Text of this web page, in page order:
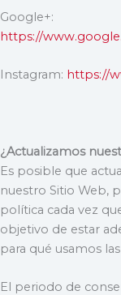
Google+:
https://
Instagram: https://
¿Actualizamos
Es posible que
nuestro Sitio Web,
política cada vez
objetivo de estar
para qué usamos
El periodo de